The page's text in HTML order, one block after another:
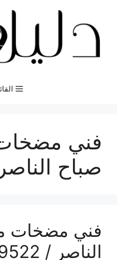
المحتوى
فني
صباح الناصر
فني مضخات